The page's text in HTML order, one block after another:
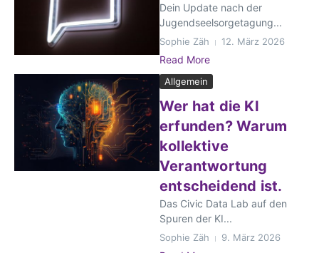
Dein Update nach der
Jugendseelsorgetagung...
Sophie Zäh 12. März 2026
Read More
Allgemein
Wer hat die KI
erfunden? Warum
kollektive
Verantwortung
entscheidend ist.
Das Civic Data Lab auf den
Spuren der KI...
Sophie Zäh 9. März 2026